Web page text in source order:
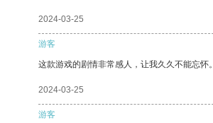
2024-03-25
游客
这款游戏的剧情非常感人，让我久久不能忘怀。
2024-03-25
游客